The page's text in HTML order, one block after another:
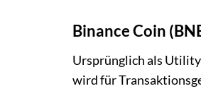
Binance Coin
Ursprünglich als
wird für